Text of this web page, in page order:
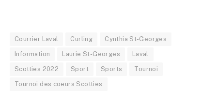
Courrier Laval Curling Cynthia St-Georges
Information Laurie St-Georges Laval
Scotties 2022 Sport Sports Tournoi
Tournoi des coeurs Scotties